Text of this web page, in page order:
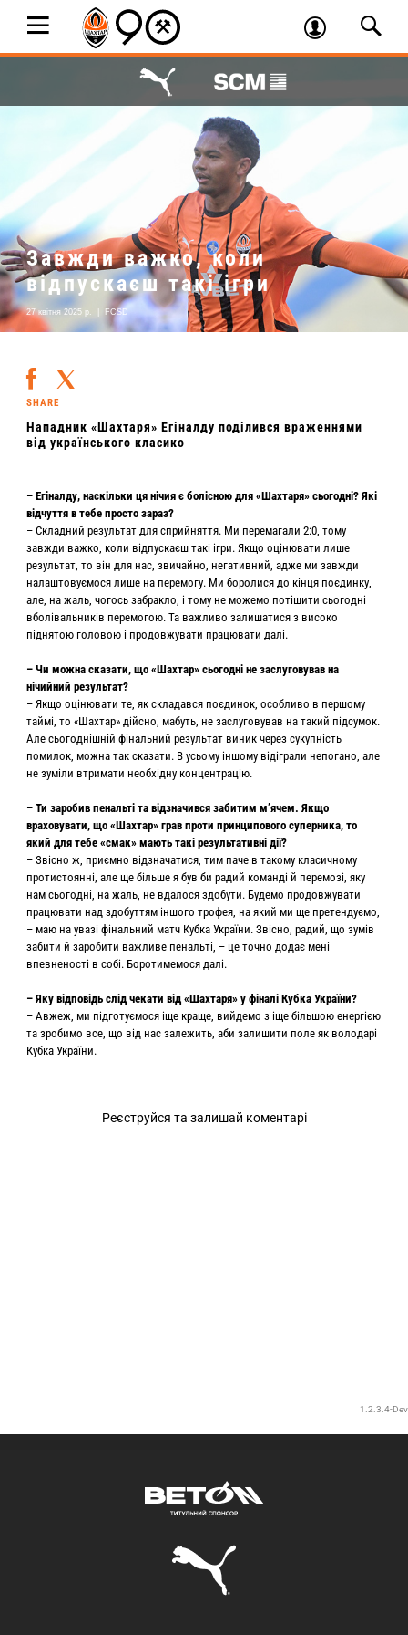
Завжди важко, коли
відпускаєш такі ігри
27 квітня 2025 р. FCSD
SHARE
Нападник «Шахтаря» Егіналду поділився враженнями
від українського класико
– Егіналду, наскільки ця нічия є болісною для «Шахтаря» сьогодні? Які
відчуття в тебе просто зараз?
– Складний результат для сприйняття. Ми перемагали 2:0, тому
завжди важко, коли відпускаєш такі ігри. Якщо оцінювати лише
результат, то він для нас, звичайно, негативний, адже ми завжди
налаштовуємося лише на перемогу. Ми боролися до кінця поєдинку,
але, на жаль, чогось забракло, і тому не можемо потішити сьогодні
вболівальників перемогою. Та важливо залишатися з високо
піднятою головою і продовжувати працювати далі.
– Чи можна сказати, що «Шахтар» сьогодні не заслуговував на
нічийний результат?
– Якщо оцінювати те, як складався поєдинок, особливо в першому
таймі, то «Шахтар» дійсно, мабуть, не заслуговував на такий підсумок.
Але сьогоднішній фінальний результат виник через сукупність
помилок, можна так сказати. В усьому іншому відіграли непогано, але
не зуміли втримати необхідну концентрацію.
– Ти заробив пенальті та відзначився забитим мʼячем. Якщо
враховувати, що «Шахтар» грав проти принципового суперника, то
який для тебе «смак» мають такі результативні дії?
– Звісно ж, приємно відзначатися, тим паче в такому класичному
протистоянні, але ще більше я був би радий команді й перемозі, яку
нам сьогодні, на жаль, не вдалося здобути. Будемо продовжувати
працювати над здобуттям іншого трофея, на який ми ще претендуємо,
– маю на увазі фінальний матч Кубка України. Звісно, радий, що зумів
забити й заробити важливе пенальті, – це точно додає мені
впевненості в собі. Боротимемося далі.
– Яку відповідь слід чекати від «Шахтаря» у фіналі Кубка України?
– Авжеж, ми підготуємося іще краще, вийдемо з іще більшою енергією
та зробимо все, що від нас залежить, аби залишити поле як володарі
Кубка України.